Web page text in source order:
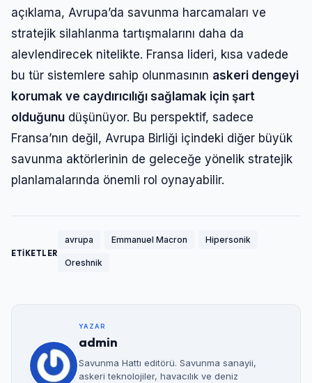
açıklama, Avrupa’da savunma harcamaları ve
stratejik silahlanma tartışmalarını daha da
alevlendirecek nitelikte. Fransa lideri, kısa vadede
bu tür sistemlere sahip olunmasının askeri dengeyi
korumak ve caydırıcılığı sağlamak için şart
olduğunu düşünüyor. Bu perspektif, sadece
Fransa’nın değil, Avrupa Birliği içindeki diğer büyük
savunma aktörlerinin de geleceğe yönelik stratejik
planlamalarında önemli rol oynayabilir.
ETİKETLER
avrupa Emmanuel Macron Hipersonik
Oreshnik
YAZAR
admin
Savunma Hattı editörü. Savunma sanayii,
askeri teknolojiler, havacılık ve deniz